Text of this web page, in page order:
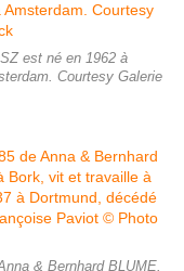
est né en 1962 à
Courtesy Galerie
& Bernhard BLUME.